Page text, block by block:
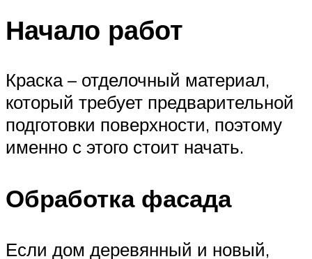
Начало работ
Краска – отделочный материал,
который требует предварительной
подготовки поверхности, поэтому
именно с этого стоит начать.
Обработка фасада
Если дом деревянный и новый,